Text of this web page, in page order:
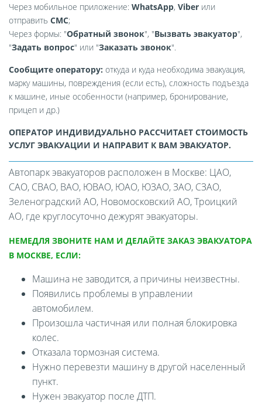
Через мобильное приложение: WhatsApp, Viber или
отправить СМС;
Через формы: "Обратный звонок", "Вызвать эвакуатор",
"Задать вопрос" или "Заказать звонок".
Сообщите оператору: откуда и куда необходима эвакуация,
марку машины, повреждения (если есть), сложность подъезда
к машине, иные особенности (например, бронирование,
прицеп и др.)
ОПЕРАТОР ИНДИВИДУАЛЬНО РАССЧИТАЕТ СТОИМОСТЬ
УСЛУГ ЭВАКУАЦИИ И НАПРАВИТ К ВАМ ЭВАКУАТОР.
Автопарк эвакуаторов расположен в Москве: ЦАО,
САО, СВАО, ВАО, ЮВАО, ЮАО, ЮЗАО, ЗАО, СЗАО,
Зеленоградский АО, Новомосковский АО, Троицкий
АО, где круглосуточно дежурят эвакуаторы.
НЕМЕДЛЯ ЗВОНИТЕ НАМ И ДЕЛАЙТЕ ЗАКАЗ ЭВАКУАТОРА
В МОСКВЕ, ЕСЛИ:
Машина не заводится, а причины неизвестны.
Появились проблемы в управлении
автомобилем.
Произошла частичная или полная блокировка
колес.
Отказала тормозная система.
Нужно перевезти машину в другой населенный
пункт.
Нужен эвакуатор после ДТП.